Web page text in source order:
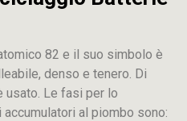
82 e il suo simbolo è
denso e tenero. Di
usato. Le fasi per lo
al piombo sono: